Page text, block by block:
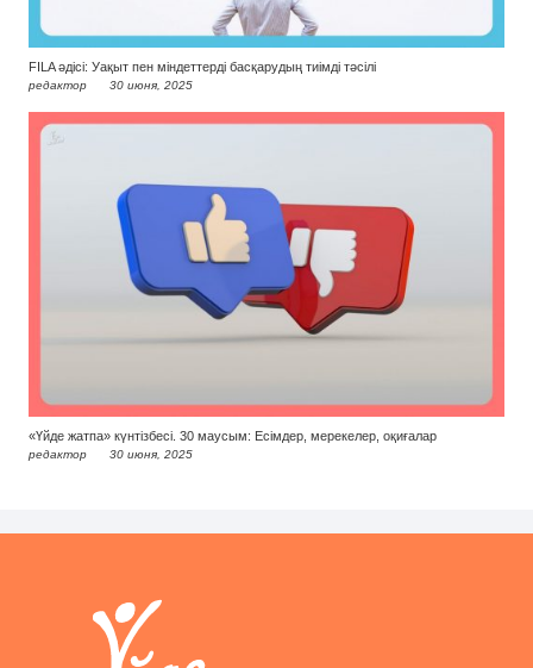
FILA әдісі: Уақыт пен міндеттерді басқарудың тиімді тәсілі
редактор 30 июня, 2025
«Үйде жатпа» күнтізбесі. 30 маусым: Есімдер, мерекелер, оқиғалар
редактор 30 июня, 2025